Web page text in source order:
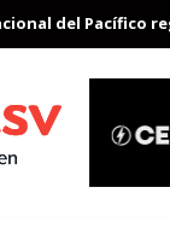
Pacífico registra